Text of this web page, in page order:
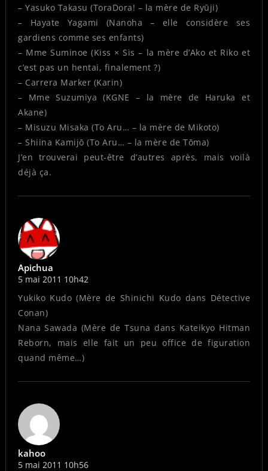
– Yasuko Takasu (ToraDora! – la mère de Ryūji)
– Hayate Yagami (Nanoha – elle considère ses
gardiens comme ses enfants)
– Mme Suminoe (Kiss × Sis – la mère d’Ako et Riko et
c’est pas un hentai, finalement ?)
– Carrera Marker (Karin)
– Mme Suzumiya (KGNE – la mère de Haruka et
Akane)
– Misuzu Misaka (To Aru… – la mère de Mikoto)
– Shiina Kamijō (To Aru… – la mère de Tōma)
J’en trouverai peut-être d’autres après, mais voilà
déjà ça.
Apichua
5 mai 2011 10h42
Yukiko Kudo (Mère de Shinichi Kudo dans Détective
Conan)
Nana Sawada (Mère de Tsuna dans Kateikyo Hitman
Reborn, mais elle fait un peu office de figuration
quand même…)
kahoo
5 mai 2011 10h56